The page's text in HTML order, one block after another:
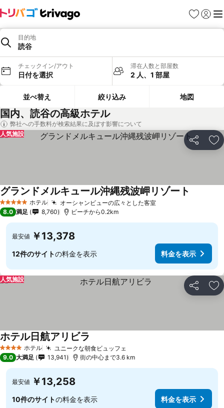
お気に入り
ログイ
メ
目的地
読谷
チェックイン/アウト
日付を選択
滞在人数と部屋数
2 人、1 部屋
並べ替え 絞り込み 地図
国内、読谷の高級ホテル
弊社への手数料が検索結果に及ぼす影響について
シェア お
人気施設
5 ホテルのランク
ホテル オーシャンビューの広々とした客室
グランドメルキュール沖縄残波岬リゾート
8.0 満足 8,760 ビーチから0.2km
最安値 ￥13,378
12件のサイトの料金を表示 料金を表示
シェア お
人気施設
4 ホテルのランク
ホテル ユニークな朝食ビュッフェ
ホテル日航アリビラ
9.0 大満足 13,941 街の中心まで3.6 km
最安値 ￥13,258
10件のサイトの料金を表示 料金を表示